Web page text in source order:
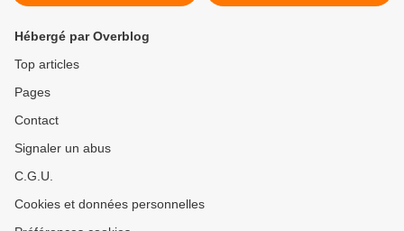
Hébergé par Overblog
Top articles
Pages
Contact
Signaler un abus
C.G.U.
Cookies et données personnelles